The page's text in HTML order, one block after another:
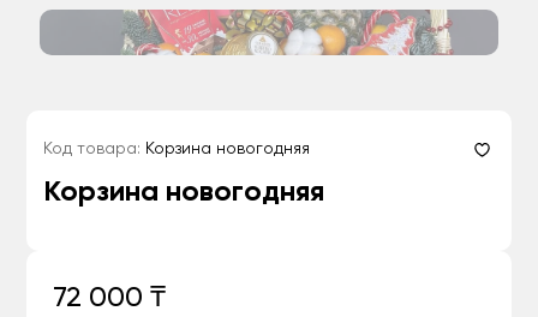
Код товара: Корзина новогодняя
Корзина новогодняя
72 000 ₸